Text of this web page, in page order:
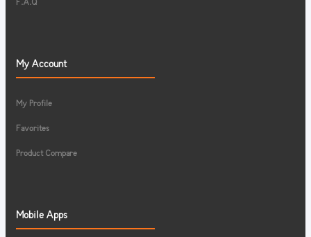
F.A.Q
My Account
My Profile
Favorites
Product Compare
Mobile Apps